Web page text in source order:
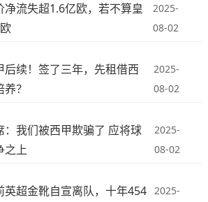
净流失超1.6亿欧，若不算皇
2025-
08-02
后续！签了三年，先租借西
？
2025-
08-02
：我们被西甲欺骗了 应将球
之上
2025-
08-02
英超金靴自宣离队，十年454
2025-